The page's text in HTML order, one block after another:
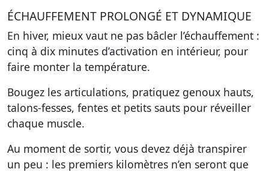
ÉCHAUFFEMENT PROLONGÉ ET DYNAMIQUE
En hiver, mieux vaut ne pas bâcler l’échauffement :
cinq à dix minutes d’activation en intérieur, pour
faire monter la température.
Bougez les articulations, pratiquez genoux hauts,
talons-fesses, fentes et petits sauts pour réveiller
chaque muscle.
Au moment de sortir, vous devez déjà transpirer
un peu : les premiers kilomètres n’en seront que